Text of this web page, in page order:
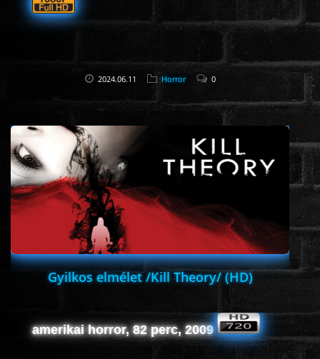
WESTERN
DOKUMENTUMFILMEK
ÉLŐ ADÁSOK (LIVE)
SOROZAT
KARÁCSONYI FILMEK
PC-GAME
2024.06.11 Horror 0
Gyilkos elmélet /Kill Theory/ (HD)
amerikai horror, 82 perc, 2009